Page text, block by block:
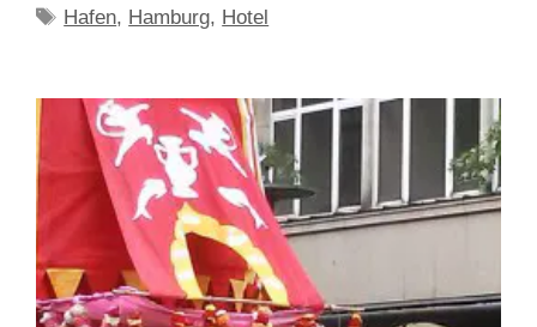
Schlagwörter
Hafen, Hamburg, Hotel